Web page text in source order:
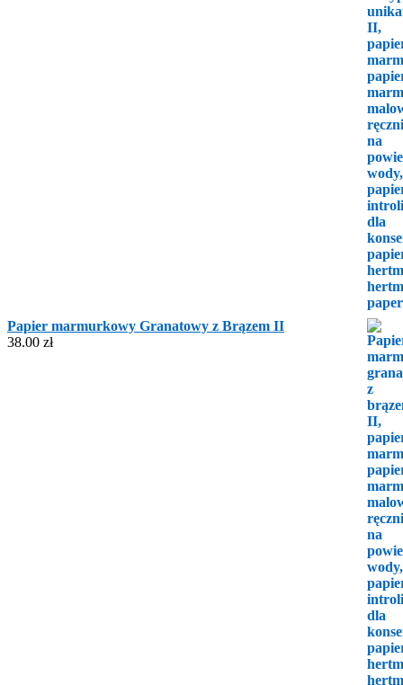
Papier marmurkowy Granatowy z Brązem II
38.00 zł